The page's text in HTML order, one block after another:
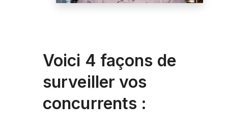
Voici 4 façons de
surveiller vos
concurrents :